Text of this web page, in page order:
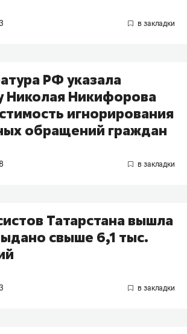
РФ указала
Николая Никифорова
игнорирования
обращений граждан
Татарстана вышла
свыше 6,1 тыс.